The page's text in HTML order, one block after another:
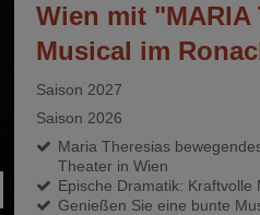
Wien mit "MARIA
Musical im
Saison 2027
Saison 2026
Maria Theresias
Theater in Wien
Epische Dramatik:
Genießen Sie eine bunte